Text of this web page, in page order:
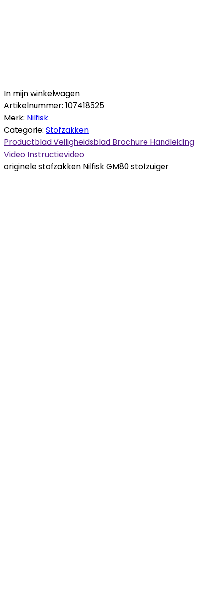
In mijn winkelwagen
Artikelnummer: 107418525
Merk: Nilfisk
Categorie: Stofzakken
ProductbladVeiligheidsblad Brochure Handleiding
Video Instructievideo
originele stofzakken Nilfisk GM80 stofzuiger